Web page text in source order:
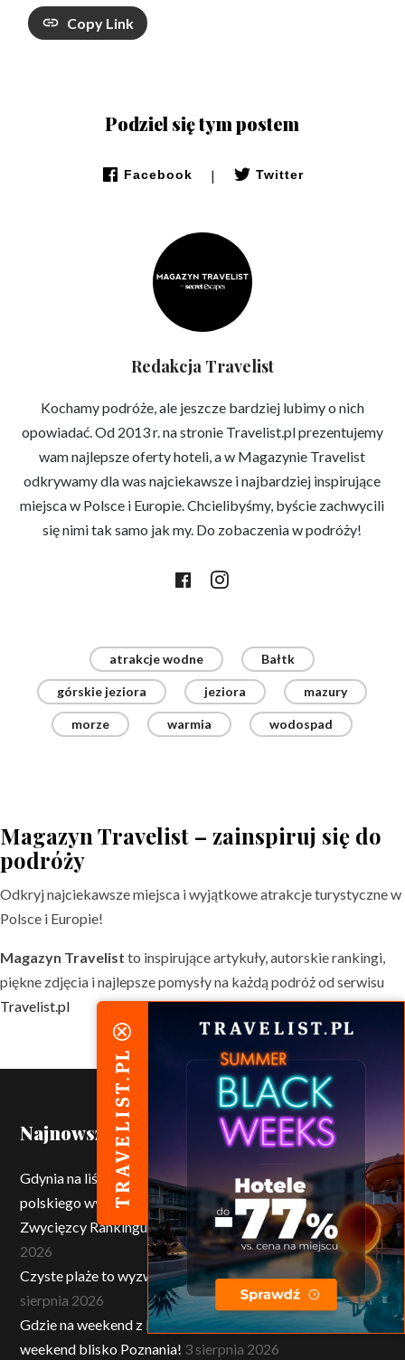
Copy Link
Podziel się tym postem
Facebook | Twitter
Redakcja Travelist
Kochamy podróże, ale jeszcze bardziej lubimy o nich
opowiadać. Od 2013 r. na stronie Travelist.pl prezentujemy
wam najlepsze oferty hoteli, a w Magazynie Travelist
odkrywamy dla was najciekawsze i najbardziej inspirujące
miejsca w Polsce i Europie. Chcielibyśmy, byście zachwycili
się nimi tak samo jak my. Do zobaczenia w podróży!
atrakcje wodne Bałtk
górskie jeziora jeziora mazury
morze warmia wodospad
Magazyn Travelist – zainspiruj się do
podróży
Odkryj najciekawsze miejsca i wyjątkowe atrakcje turystyczne w
Polsce i Europie!
Magazyn Travelist to inspirujące artykuły, autorskie rankingi,
piękne zdjęcia i najlepsze pomysły na każdą podróż od serwisu
Travelist.pl
Najnowsze wpisy
Gdynia na liście UNESCO. Modernistyczna perła
polskiego wybrzeża doceniona przez świat5 sierpnia 2026
Zwycięzcy Rankingu Polskich Plaż nagrodzeni4 sierpnia
2026
Czyste plaże to wyzwanie. Wywiad z Burmistrzem Ustki
4
sierpnia 2026
Gdzie na weekend z Poznania? Najlepsze miejsca na
weekend blisko Poznania! 3 sierpnia 2026